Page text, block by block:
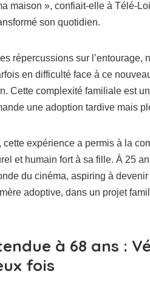
maison », confiait-elle à Télé-
son quotidien.
répercussions sur l’entourage,
en difficulté face à ce
Cette complexité familiale est
une adoption tardive mais
expérience a permis à la
et humain fort à sa fille. À 25
du cinéma, aspiring à
adoptive, dans un projet
à 68 ans :
fois